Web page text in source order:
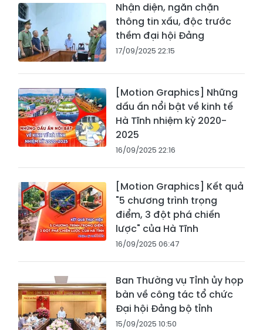
Nhận diện, ngăn chặn
thông tin xấu, độc trước
thềm đại hội Đảng
17/09/2025 22:15
[Motion Graphics] Những
dấu ấn nổi bật về kinh tế
Hà Tĩnh nhiệm kỳ 2020-
2025
16/09/2025 22:16
[Motion Graphics] Kết quả
"5 chương trình trọng
điểm, 3 đột phá chiến
lược" của Hà Tĩnh
16/09/2025 06:47
Ban Thường vụ Tỉnh ủy họp
bàn về công tác tổ chức
Đại hội Đảng bộ tỉnh
15/09/2025 10:50